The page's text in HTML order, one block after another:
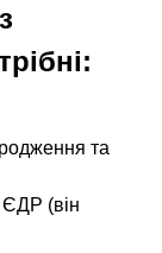
та
ЄДР (він